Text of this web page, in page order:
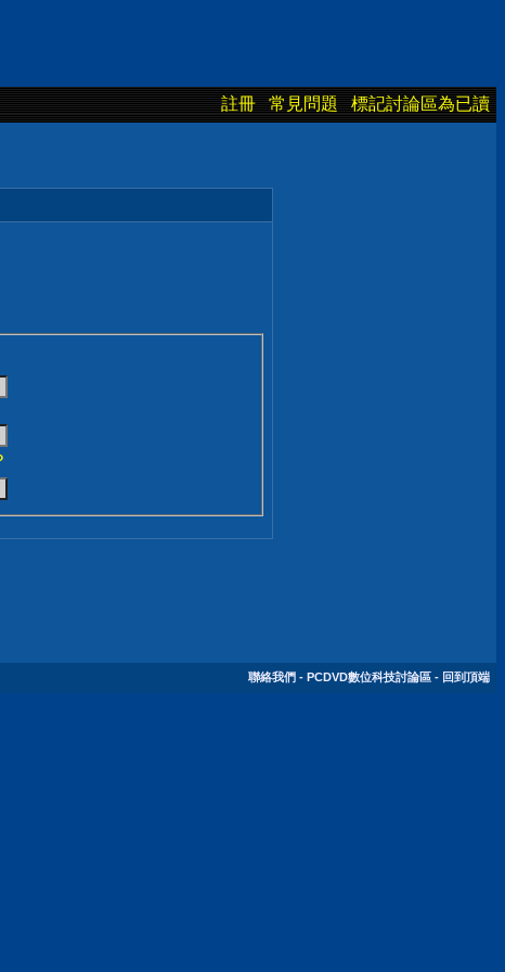
註冊 常見問題 標記討論區為已讀
聯絡我們 - PCDVD數位科技討論區 - 回到頂端